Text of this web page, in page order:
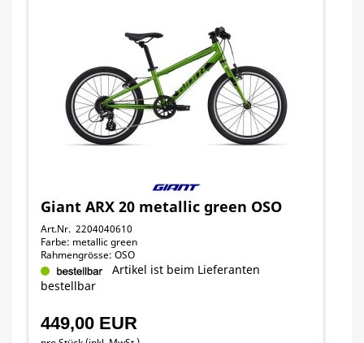
Giant ARX 20 metallic green OSO
Art.Nr. 2204040610
Farbe: metallic green
Rahmengrösse: OSO
Artikel ist beim Lieferanten
bestellbar
449,00 EUR